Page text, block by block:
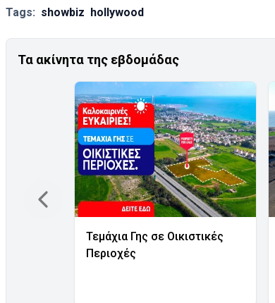
Tags: showbiz hollywood
Τα ακίνητα της εβδομάδας
Τεμάχια Γης σε Οικιστικές
Περιοχές